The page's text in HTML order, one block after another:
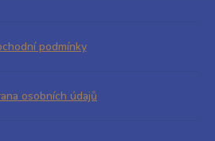
podmínky
osobních údajů